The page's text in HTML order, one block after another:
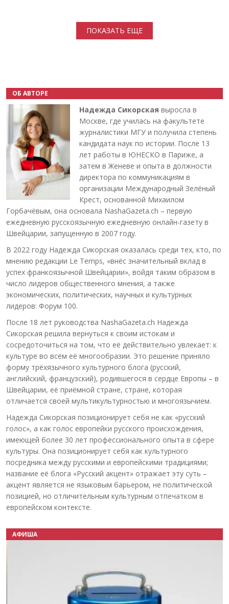
ПОКАЗАТЬ ЕЩЕ
ОБ АВТОРЕ
Надежда Сикорская выросла в
Москве, где училась на факультете
журналистики МГУ и получила степень
кандидата наук по истории. После 13
лет работы в ЮНЕСКО в Париже, а
затем в Женеве и опыта в должности
директора по коммуникациям в
организации Международный Зелёный
Крест, основанной Михаилом
Горбачёвым, она основала NashaGazeta.ch – первую
ежедневную русскоязычную ежедневную онлайн-газету в
Швейцарии, запущенную в 2007 году.
В 2022 году Надежда Сикорская оказалась среди тех, кто, по
мнению редакции Le Temps, «внёс значительный вклад в
успех франкоязычной Швейцарии», войдя таким образом в
число лидеров общественного мнения, а также
экономических, политических, научных и культурных
лидеров: Форум 100.
После 18 лет руководства NashaGazeta.ch Надежда
Сикорская решила вернуться к своим истокам и
сосредоточиться на том, что её действительно увлекает: к
культуре во всём её многообразии. Это решение приняло
форму трёхязычного культурного блога (русский,
английский, французский), родившегося в сердце Европы – в
Швейцарии, её приёмной стране, стране, которая
отличается своей мультикультурностью и многоязычием.
Надежда Сикорская позиционирует себя не как «русский
голос», а как голос европейки русского происхождения,
имеющей более 30 лет профессионального опыта в сфере
культуры. Она позиционирует себя как культурного
посредника между русскими и европейскими традициями;
название её блога «Русский акцент» отражает эту суть –
акцент является не языковым барьером, не политической
позицией, но отличительным культурным отпечатком в
европейском контексте.
АФИША